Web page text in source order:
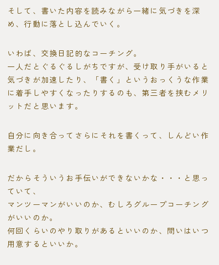
そして、書いた内容を読みながら一緒に気づきを深
め、行動に落とし込んでいく。
いわば、交換日記的なコーチング。
一人だとぐるぐるしがちですが、受け取り手がいると
気づきが加速したり、「書く」というおっくうな作業
に着手しやすくなったりするのも、第三者を挟むメリ
ットだと思います。
自分に向き合ってさらにそれを書くって、しんどい作
業だし。
だからそういうお手伝いができないかな・・・と思っ
ていて、
マンツーマンがいいのか、むしろグループコーチング
がいいのか。
何回くらいのやり取りがあるといいのか、問いはいつ
用意するといいか。